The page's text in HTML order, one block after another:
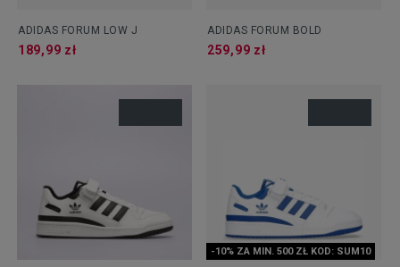
ADIDAS FORUM LOW J
189,99 zł
ADIDAS FORUM BOLD
259,99 zł
-10% ZA MIN. 500 ZŁ KOD: SUM10